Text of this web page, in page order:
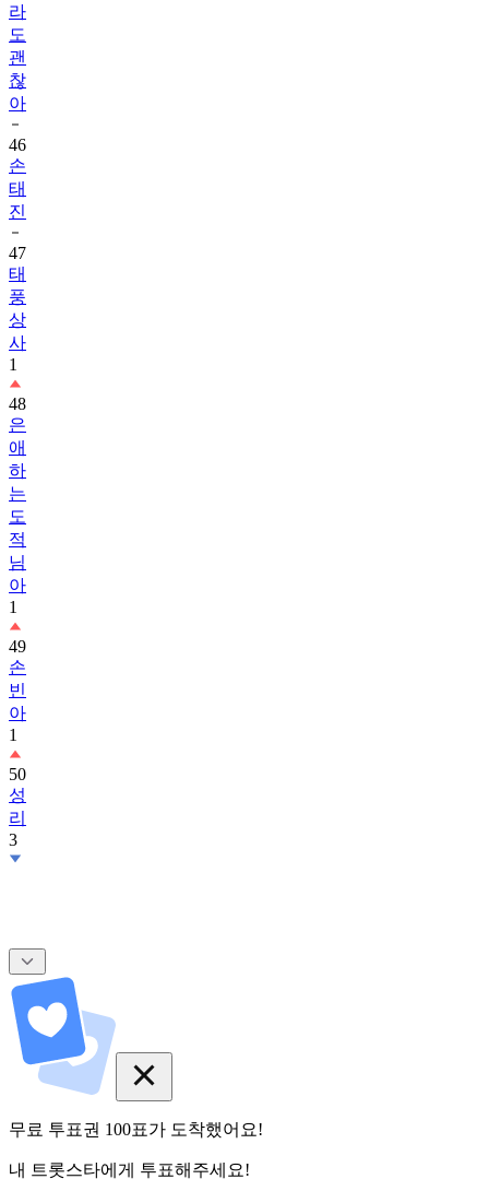
라
도
괜
찮
아
46
손
태
진
47
태
풍
상
사
1
48
은
애
하
는
도
적
님
아
1
49
손
빈
아
1
50
성
리
3
무료 투표권 100표가 도착했어요!
내 트롯스타에게 투표해주세요!